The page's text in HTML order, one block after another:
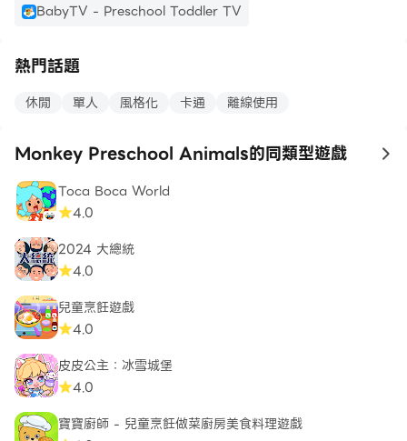
BabyTV - Preschool Toddler TV
熱門話題
休閒 單人 風格化 卡通 離線使用
Monkey Preschool Animals的同類型遊戲 to
Toca Boca World
4.0
2024 大總統
4.0
兒童烹飪遊戲
4.0
皮皮公主：冰雪城堡
4.0
寶寶廚師 - 兒童烹飪做菜廚房美食料理遊戲